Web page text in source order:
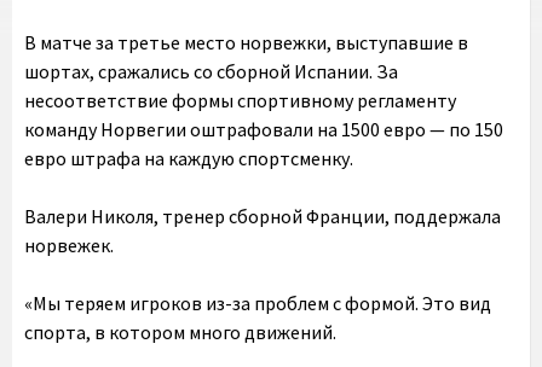
В матче за третье место норвежки, выступавшие в
шортах, сражались со сборной Испании. За
несоответствие формы спортивному регламенту
команду Норвегии оштрафовали на 1500 евро — по 150
евро штрафа на каждую спортсменку.
Валери Николя, тренер сборной Франции, поддержала
норвежек.
«Мы теряем игроков из-за проблем с формой. Это вид
спорта, в котором много движений.